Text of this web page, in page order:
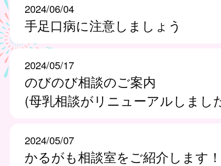
2024/06/04
手足口病に注意しましょう
2024/05/17
のびのび相談のご案内
(母乳相談がリニューアルしまし
2024/05/07
かるがも相談室をご紹介します！